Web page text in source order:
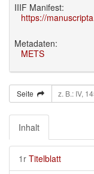
IIIF Manifest:
https://
Metadaten:
METS
Seite
Inhalt
1r Titelblatt